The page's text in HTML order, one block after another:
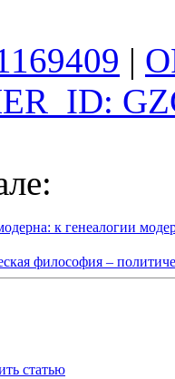
|
к генеалогии
философия –
статью